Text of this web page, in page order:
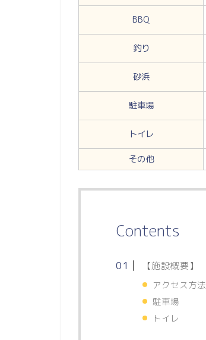
BBQ
釣り
砂浜
駐車場
トイレ
その他
Contents
【施設概要】
アクセス方法
駐車場
トイレ